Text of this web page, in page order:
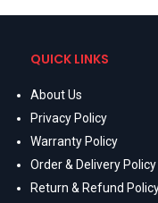
QUICK LINKS
About Us
Privacy Policy
Warranty Policy
Order & Delivery Policy
Return & Refund